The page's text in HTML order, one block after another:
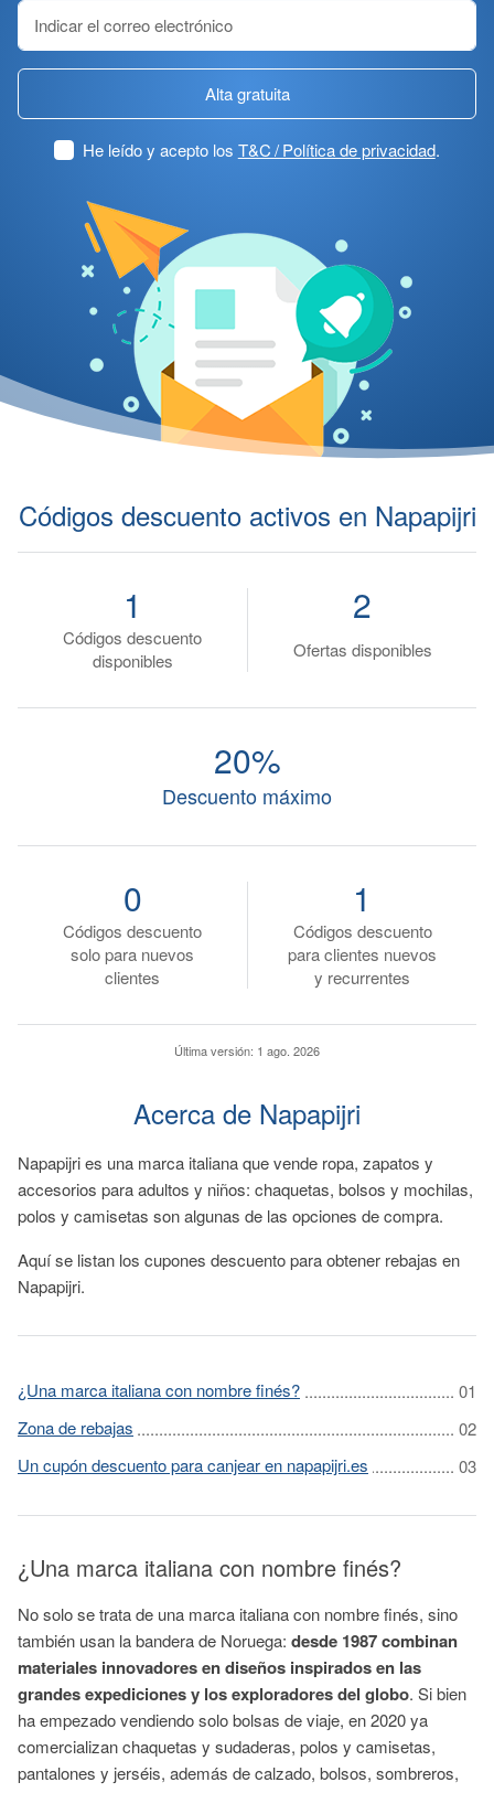
Alta gratuita
He leído y acepto los T&C / Política de privacidad.
Códigos descuento activos en Napapijri
Códigos descuento
disponibles
1
Ofertas disponibles
2
Descuento máximo
20%
Códigos descuento
solo para nuevos
clientes
0
Códigos descuento
para clientes nuevos
y recurrentes
1
Última versión: 1 ago. 2026
Acerca de Napapijri
Napapijri es una marca italiana que vende ropa, zapatos y
accesorios para adultos y niños: chaquetas, bolsos y mochilas,
polos y camisetas son algunas de las opciones de compra.
Aquí se listan los cupones descuento para obtener rebajas en
Napapijri.
¿Una marca italiana con nombre finés?
Zona de rebajas
Un cupón descuento para canjear en napapijri.es
¿Una marca italiana con nombre finés?
No solo se trata de una marca italiana con nombre finés, sino
también usan la bandera de Noruega: desde 1987 combinan
materiales innovadores en diseños inspirados en las
grandes expediciones y los exploradores del globo. Si bien
ha empezado vendiendo solo bolsas de viaje, en 2020 ya
comercializan chaquetas y sudaderas, polos y camisetas,
pantalones y jerséis, además de calzado, bolsos, sombreros,